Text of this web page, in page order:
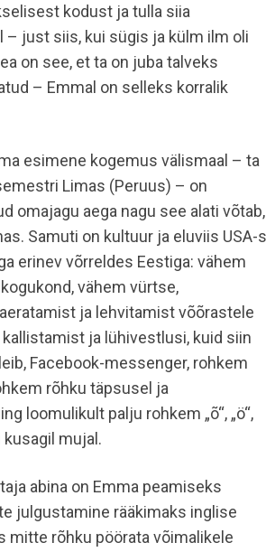
kodust ja tulla siia
– just siis, kui sügis ja külm ilm oli
on see, et ta on juba talveks
– Emmal on selleks korralik
esimene kogemus välismaal – ta
Limas (Peruus) – on
omajagu aega nagu see alati võtab,
Samuti on kultuur ja eluviis USA-s
erinev võrreldes Eestiga: vähem
vähem vürtse,
ja lehvitamist võõrastele
ja lühivestlusi, kuid siin
Facebook-messenger, rohkem
rõhku täpsusel ja
loomulikult palju rohkem „õ“, „ö“,
kusagil mujal.
abina on Emma peamiseks
julgustamine rääkimaks inglise
mitte rõhku pöörata võimalikele